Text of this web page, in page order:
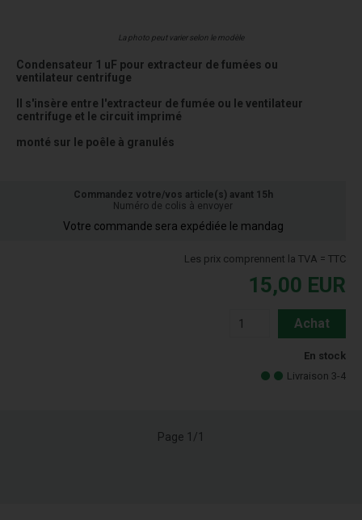
La photo peut varier selon le modèle
Condensateur 1 uF pour extracteur de fumées ou
ventilateur centrifuge
Il s'insère entre l'extracteur de fumée ou le ventilateur
centrifuge et le circuit imprimé
monté sur le poêle à granulés
Commandez votre/vos article(s) avant 15h
Numéro de colis à envoyer
Votre commande sera expédiée le mandag
Les prix comprennent la TVA = TTC
15,00 EUR
Achat
En stock
Livraison 3-4
Page 1/1